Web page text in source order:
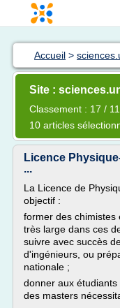
Accueil >
Site :
Classement : 17 /
10 articles
Licence
...
La Licence de
objectif :
former des chimistes
très large dans ces
suivre avec succès
d'ingénieurs, ou
nationale ;
donner aux
des masters